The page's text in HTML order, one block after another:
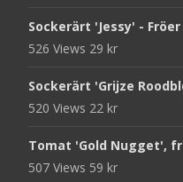
Sockerärt 'Jessy' - Fröer
526 Views 29 kr
Sockerärt 'Grijze
520 Views 22 kr
Tomat 'Gold Nugget',
507 Views 59 kr